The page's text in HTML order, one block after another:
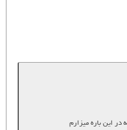
در این باره میزارم